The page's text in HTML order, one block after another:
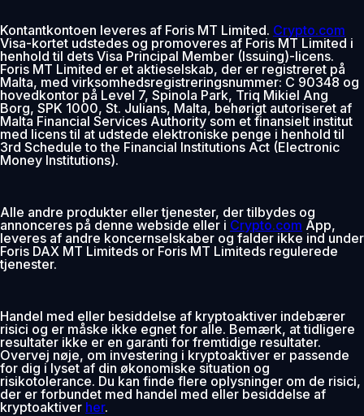
Kontantkontoen leveres af Foris MT Limited. Crypto.com
Visa-kortet udstedes og promoveres af Foris MT Limited i
henhold til dets Visa Principal Member (Issuing)-licens.
Foris MT Limited er et aktieselskab, der er registreret på
Malta, med virksomhedsregistreringsnummer: C 90348 og
hovedkontor på Level 7, Spinola Park, Triq Mikiel Ang
Borg, SPK 1000, St. Julians, Malta, behørigt autoriseret af
Malta Financial Services Authority som et finansielt institut
med licens til at udstede elektroniske penge i henhold til
3rd Schedule to the Financial Institutions Act (Electronic
Money Institutions).
Alle andre produkter eller tjenester, der tilbydes og
annonceres på denne webside eller i Crypto.com App,
leveres af andre koncernselskaber og falder ikke ind under
Foris DAX MT Limiteds or Foris MT Limiteds regulerede
tjenester.
Handel med eller besiddelse af kryptoaktiver indebærer
risici og er måske ikke egnet for alle. Bemærk, at tidligere
resultater ikke er en garanti for fremtidige resultater.
Overvej nøje, om investering i kryptoaktiver er passende
for dig i lyset af din økonomiske situation og
risikotolerance. Du kan finde flere oplysninger om de risici,
der er forbundet med handel med eller besiddelse af
kryptoaktiver her.